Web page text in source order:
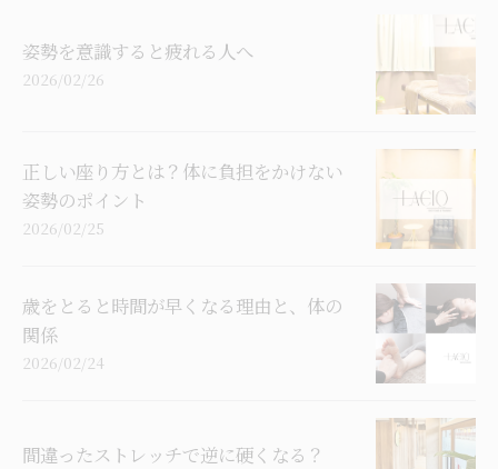
姿勢を意識すると疲れる人へ
2026/02/26
正しい座り方とは？体に負担をかけない
姿勢のポイント
2026/02/25
歳をとると時間が早くなる理由と、体の
関係
2026/02/24
間違ったストレッチで逆に硬くなる？